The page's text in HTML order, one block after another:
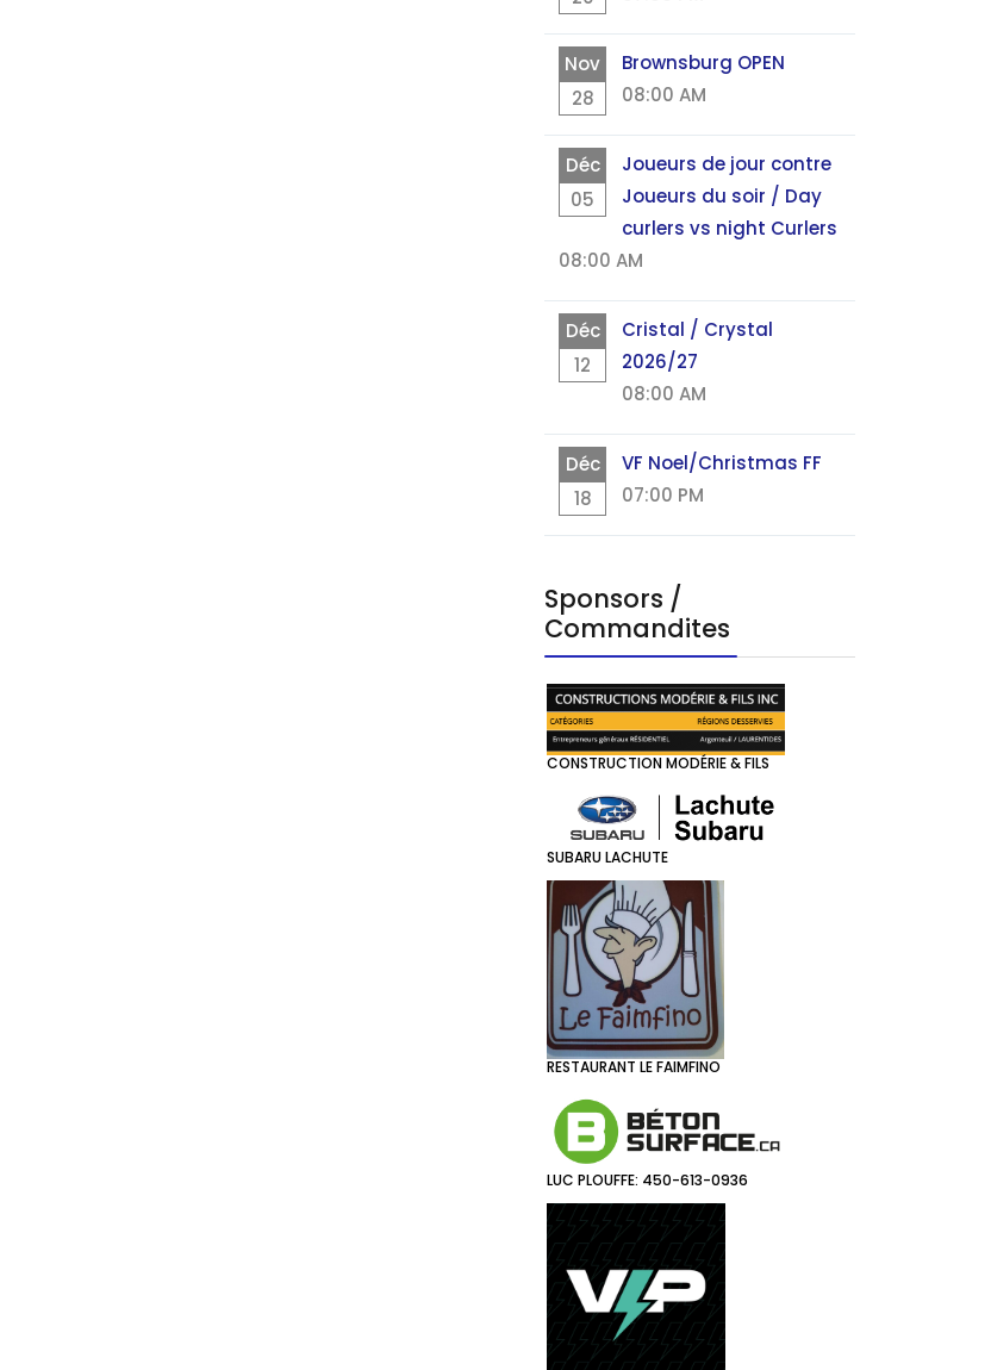
Nov
28
Brownsburg OPEN
08:00 AM
Déc
05
Joueurs de jour contre
Joueurs du soir / Day
curlers vs night Curlers
08:00 AM
Déc
12
Cristal / Crystal
2026/27
08:00 AM
Déc
18
VF Noel/Christmas FF
07:00 PM
Sponsors /
Commandites
CONSTRUCTION MODÉRIE & FILS
SUBARU LACHUTE
RESTAURANT LE FAIMFINO
LUC PLOUFFE: 450-613-0936